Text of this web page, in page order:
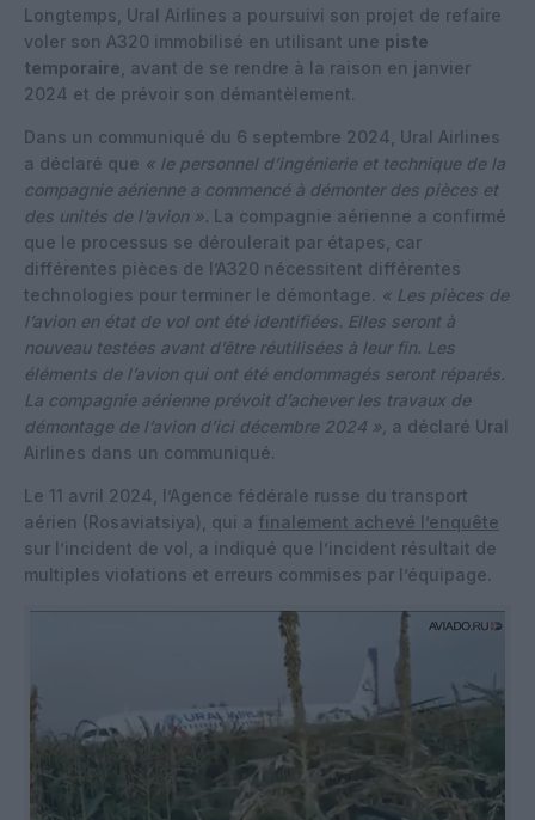
Longtemps, Ural Airlines a poursuivi son projet de refaire
voler son A320 immobilisé en utilisant une piste
temporaire , avant de se rendre à la raison en janvier
2024 et de prévoir son démantèlement.
Dans un communiqué du 6 septembre 2024, Ural Airlines
a déclaré que « le personnel d’ingénierie et technique de la
compagnie aérienne a commencé à démonter des pièces et
des unités de l’avion ». La compagnie aérienne a confirmé
que le processus se déroulerait par étapes, car
différentes pièces de l’A320 nécessitent différentes
technologies pour terminer le démontage. « Les pièces de
l’avion en état de vol ont été identifiées. Elles seront à
nouveau testées avant d’être réutilisées à leur fin. Les
éléments de l’avion qui ont été endommagés seront réparés.
La compagnie aérienne prévoit d’achever les travaux de
démontage de l’avion d’ici décembre 2024 », a déclaré Ural
Airlines dans un communiqué.
Le 11 avril 2024, l’Agence fédérale russe du transport
aérien (Rosaviatsiya), qui a finalement achevé l’enquête
sur l’incident de vol, a indiqué que l’incident résultait de
multiples violations et erreurs commises par l’équipage.